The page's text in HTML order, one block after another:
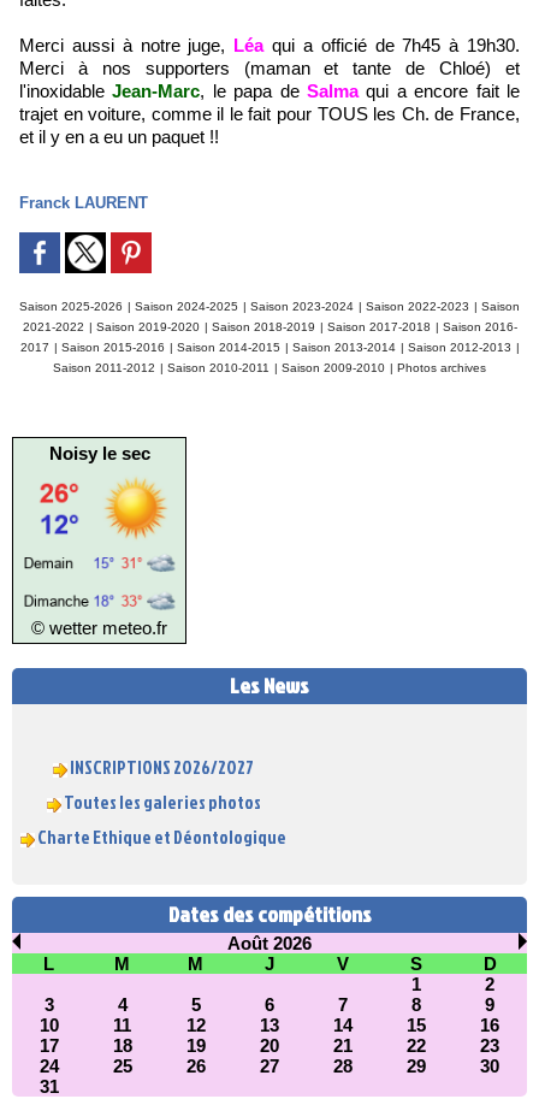
Merci aussi à notre juge, Léaqui a officié de 7h45 à 19h30.
Merci à nos supporters (maman et tante de Chloé) et
l'inoxidableJean-Marc, le papa deSalmaqui a encore fait le
trajet en voiture, comme il le fait pour TOUS les Ch. de France,
et il y en a eu un paquet !!
Franck LAURENT
Saison 2025-2026 Saison 2024-2025 Saison 2023-2024 Saison 2022-2023
Saison
2021-2022
Saison 2019-2020 Saison 2018-2019 Saison 2017-2018
Saison 2016-
2017
Saison 2015-2016 Saison 2014-2015 Saison 2013-2014 Saison 2012-2013
Saison 2011-2012
Saison 2010-2011 Saison 2009-2010 Photos archives
Noisy le sec
© wetter meteo.fr
Les News
INSCRIPTIONS 2026/2027
Toutes les galeries photos
Charte Ethique et Déontologique
Dates des compétitions
Août 2026
L
M M J V S
D
1
2
3
4 5 6 7 8
9
10
11 12 13 14 15
16
17
18 19 20 21 22
23
24
25 26 27 28 29
30
31